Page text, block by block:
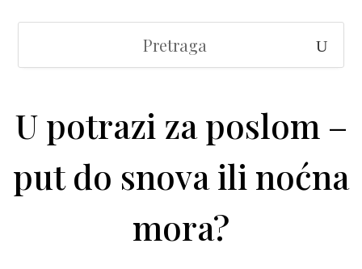
U potrazi za poslom –
put do snova ili noćna
mora?